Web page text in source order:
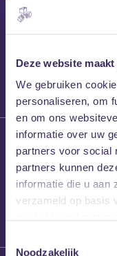
Deze website
We gebruiken
personaliseren, om
en om ons
informatie over uw
partners voor social
partners kunnen
informatie die u aan
verzameld op basis
Noodzakelijk